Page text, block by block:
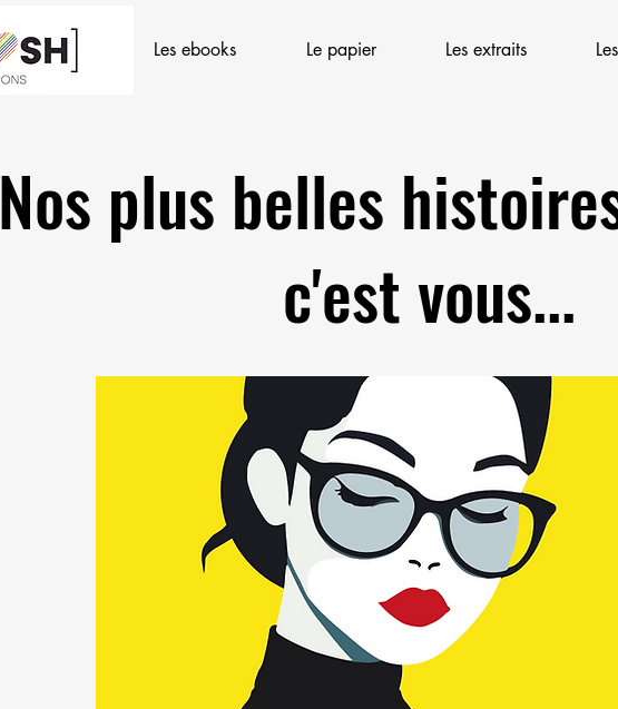
Les ebooks Le papier Les extraits
Nos plus belles
c'est vous...